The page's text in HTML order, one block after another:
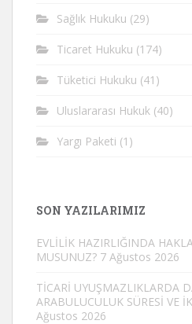
Sağlık Hukuku (29)
Ticaret Hukuku (174)
Tüketici Hukuku (41)
Uluslararası Hukuk (40)
Yargı Paketi (1)
SON YAZILARIMIZ
EVLİLİK HAZIRLIĞINDA
MUSUNUZ? 7 Ağustos 2026
TİCARİ UYUŞMAZLIKLARDA
ARABULUCULUK SÜRESİ VE
Ağustos 2026